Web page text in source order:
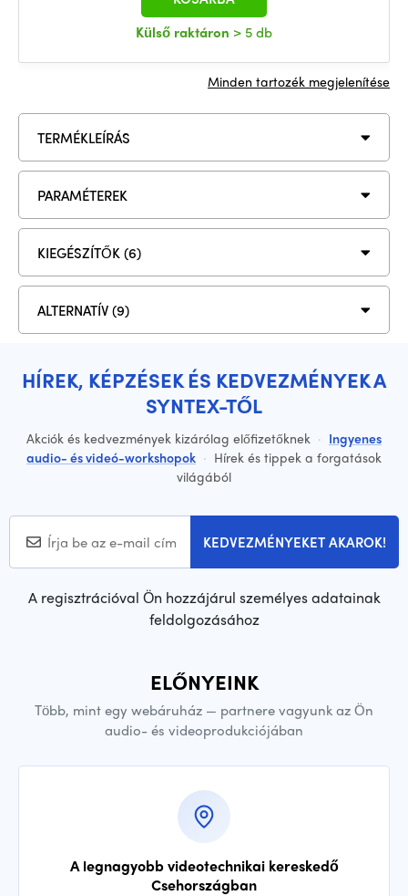
Külső raktáron > 5 db
Minden tartozék megjelenítése
TERMÉKLEÍRÁS
PARAMÉTEREK
KIEGÉSZÍTŐK (6)
ALTERNATÍV (9)
HÍREK, KÉPZÉSEK ÉS KEDVEZMÉNYEK A
SYNTEX-TŐL
Akciók és kedvezmények kizárólag előfizetőknek · Ingyenes
audio- és videó-workshopok · Hírek és tippek a forgatások
világából
KEDVEZMÉNYEKET AKAROK!
A regisztrációval Ön hozzájárul személyes adatainak
feldolgozásához
ELŐNYEINK
Több, mint egy webáruház — partnere vagyunk az Ön
audio- és videoprodukciójában
A legnagyobb videotechnikai kereskedő
Csehországban